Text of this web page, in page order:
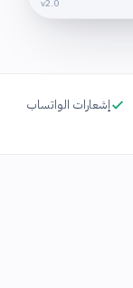
v2.0
إشعارات الواتساب